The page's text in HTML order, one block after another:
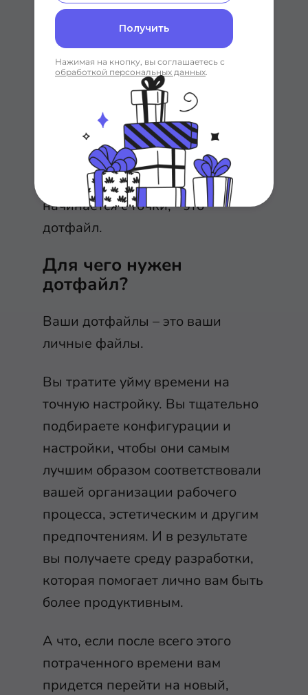
Получить
Нажимая на кнопку, вы соглашаетесь с
обработкой персональных данных.
каталоге.
Каждый файл и каталог, который
начинается с точки, - это
дотфайл.
Для чего нужен
дотфайл?
Ваши дотфайлы – это ваши
личные файлы.
Вы тратите уйму времени на
точную настройку. Вы тщательно
подбираете конфигурации и
настройки, чтобы они самым
лучшим образом соответствовали
вашей организации рабочего
процесса, эстетическим и другим
предпочтениям. И в результате
вы получаете среду разработки,
которая помогает лично вам быть
более продуктивным.
А что, если после всего этого
потраченного времени вам
придется перейти на новый,